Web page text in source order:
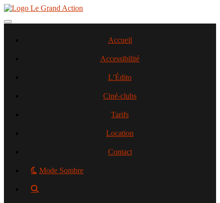
Aller
contenu
Toggle navigation
Accueil
Accessibilité
L’Édito
Ciné-clubs
Tarifs
Location
Contact
Mode Sombre